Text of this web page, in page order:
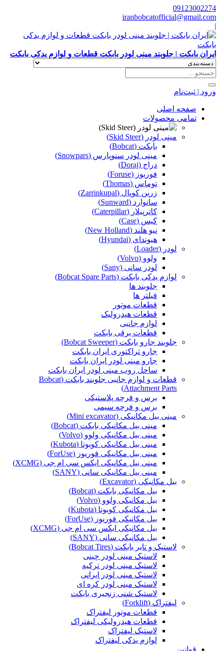
09123002274
iranbobcatofficial@gmail.com
|
ایران بابکت | جلوبند مینی لودر بابکت قطعات و لوازم یدکی بابکت
ورود | ثبت‌نام
صفحه اصلی
تمامی محصولات
مینی لودر (Skid Steer)
بابکت (Bobcat)
مینی لودر سنوپارس (Snowpars)
دراج (Doraj)
فوریوز (Foruse)
توماس (Thomas)
زرین کوپال (Zarrinkupal)
سانوارد (Sunward)
کاترپیلار (Caterpillar)
کیس (Case)
نیو هلند (New Holland)
هیوندای (Hyundai)
لودر (Loader)
ولوو (Volvo)
لودر سانی (Sany)
لوازم یدکی بابکت (Bobcat Spare Parts)
جلوبند ها
فیلتر ها
قطعات موتور
قطعات هیدرولیک
لوازم جانبی
قطعات برقی بابکت
جلوبند جارو بابکت (Bobcat Sweeper)
جارو تراکتوری ایران بابکت
جارو مینی لودر ایران بابکت
ساحل روب مینی لودر ایران بابکت
قطعات و لوازم جانبی جلوبند بابکت (Bobcat
Attachment Parts)
برس و فرچه پلاستیکی
برس و فرچه سیمی
مینی بیل مکانیکی (Mini excavator)
مینی بیل مکانیکی بابکت (Bobcat)
مینی بیل مکانیکی ولوو (Volvo)
مینی بیل مکانیکی کوبوتا (Kubota)
مینی بیل مکانیکی فوریوز (ForUse)
مینی بیل مکانیکی ایکس سی ام جی (XCMG)
مینی بیل مکانیکی سانی (SANY)
بیل مکانیکی (Excavator)
بیل مکانیکی بابکت (Bobcat)
بیل مکانیکی ولوو (Volvo)
بیل مکانیکی کوبوتا (Kubota)
بیل مکانیکی فوریوز (ForUse)
بیل مکانیکی ایکس سی ام جی (XCMG)
بیل مکانیکی سانی (SANY)
لاستیک و تایر بابکت (Bobcat Tires)
لاستیک مینی لودر چینی
لاستیک مینی لودر ترکیه
لاستیک مینی لودر ایرانی
لاستیک مینی لودر کره ای
لاستیک شنی زنجیری بابکت
لیفتراک (Forklift)
قطعات موتور لیفتراک
قطعات هیدرولیکی لیفتراک
لاستیک لیفتراک
لوازم یدکی لیفتراک
قوانین